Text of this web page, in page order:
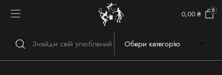
0,00 ₴ 0